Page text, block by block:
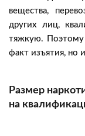
вещества,
других лиц,
тяжкую. Поэтому
факт изъятия, но
Размер
на